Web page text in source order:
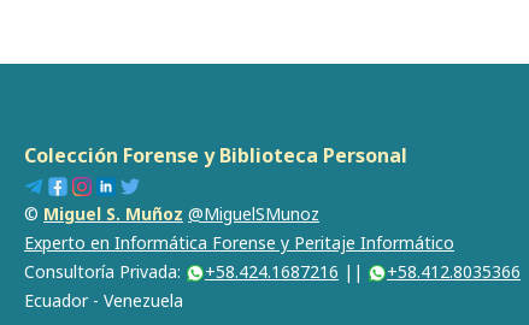
Colección Forense y Biblioteca Personal
© Miguel S. Muñoz @MiguelSMunoz
Experto en Informática Forense y Peritaje Informático
Consultoría Privada:
+58.424.1687216 ||
+58.412.8035366
Ecuador - Venezuela